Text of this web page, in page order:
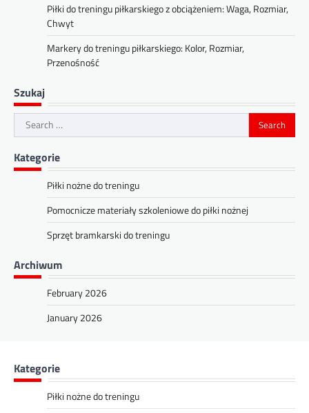
Piłki do treningu piłkarskiego z obciążeniem: Waga, Rozmiar,
Chwyt
Markery do treningu piłkarskiego: Kolor, Rozmiar,
Przenośność
Szukaj
Search
for:
Kategorie
Piłki nożne do treningu
Pomocnicze materiały szkoleniowe do piłki nożnej
Sprzęt bramkarski do treningu
Archiwum
February 2026
January 2026
Kategorie
Piłki nożne do treningu